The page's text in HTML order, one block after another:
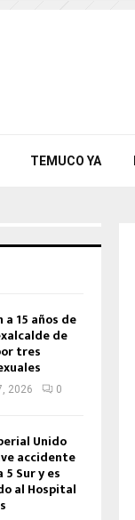
TEMUCO YA
a 15 años de
de
tres
2026 0
Unido
accidente
5 Sur y es
al Hospital